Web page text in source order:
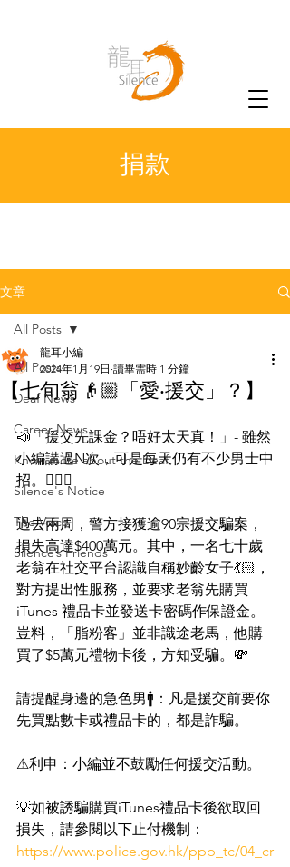
捐款
文章
All Posts
Deaf News
Career News
Know more about the Deaf
Silence's Notice
The Voice
Silence’s Friends
All Posts
【七旬翁👴🏼「愛‧援交」？】
龍耳小編
2024年1月19日 讀畢需時 1 分鐘
📣「援交先課金？唔好太天真！」- 雖然
小編講過N次，可是每天仍有不少男士中
招。🤦🏻‍♂
過去兩周，警方接獲逾90宗援交騙案，
損失高達$400萬元。其中，一名七十歲
老翁在社交平台認識自稱妙齡女子💃🏻，
對方提出性服務，並要求老翁先購買
iTunes 禮品卡並發送卡密碼作保證金。
豈料，「脂粉客」並非識途老馬，他購
買了$5萬元禮物卡後，方知受騙。💸
請提醒身邊的急色男🚹：凡是援交前要你
先買點數卡或禮品卡的，都是詐騙。
⚠利申：小編並不鼓勵任何援交活動。
💡如被誘騙購買iTunes禮品卡後欲取回
損失，請參閱以下止付機制：
https://www.police.gov.hk/ppp_tc/04_cr